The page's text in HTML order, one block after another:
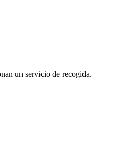
un servicio de recogida.